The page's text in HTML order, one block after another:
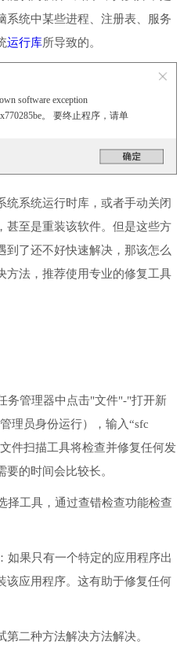
系统中某些进程、注册表、服务
运行库所导致的。
software exception
。 要终止程序，请单
统系统运行时库，或者手动关闭
甚至是重装该软件。但是这些方
到了还不好快速解决，那该怎么
方法，推荐使用专业的修复工具
务管理器中点击"文件"-"打开新
理员身份运行），输入“sfc
件扫描工具将检查并修复任何发
的时间会比较长。
择工具，通过查错检查功能检查
如果只有一个特定的应用程序出
该应用程序。这有助于修复任何
二种方法解决方法解决。